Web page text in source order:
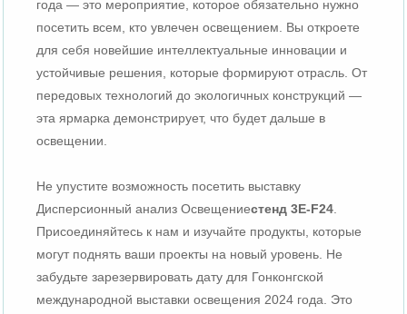
года — это мероприятие, которое обязательно нужно
посетить всем, кто увлечен освещением. Вы откроете
для себя новейшие интеллектуальные инновации и
устойчивые решения, которые формируют отрасль. От
передовых технологий до экологичных конструкций —
эта ярмарка демонстрирует, что будет дальше в
освещении.
Не упустите возможность посетить выставку
Дисперсионный анализ Освещениестенд 3E-F24.
Присоединяйтесь к нам и изучайте продукты, которые
могут поднять ваши проекты на новый уровень. Не
забудьте зарезервировать дату для Гонконгской
международной выставки освещения 2024 года. Это